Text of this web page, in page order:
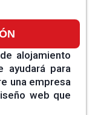
alojamiento
ayudará para
una empresa
web que